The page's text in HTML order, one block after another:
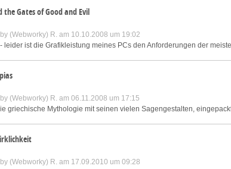
the Gates of Good and Evil
(Webworky) R. am 10.10.2008 um 19:02
leider ist die Grafikleistung meines PCs den Anforderungen der
(Webworky) R. am 06.11.2008 um 17:15
griechische Mythologie mit seinen vielen Sagengestalten,
(Webworky) R. am 17.09.2010 um 09:28